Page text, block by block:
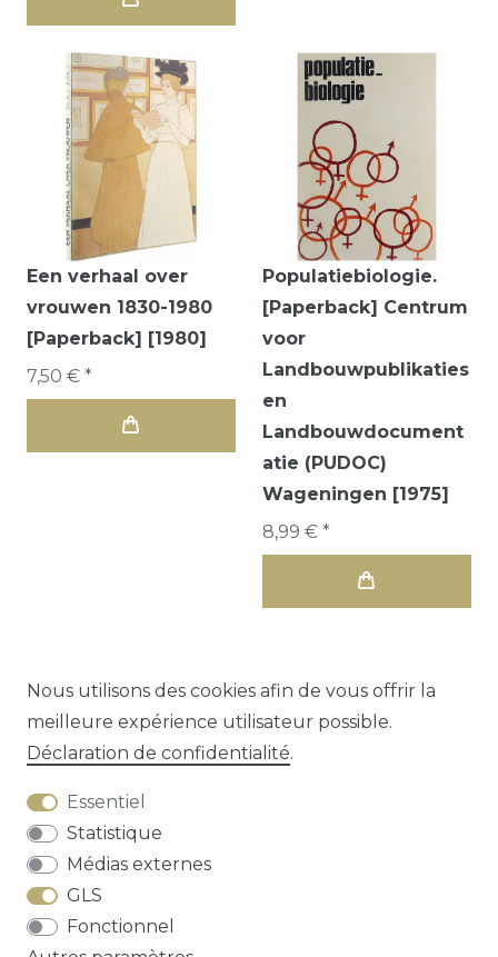
Een verhaal over
vrouwen 1830-1980
[Paperback] [1980]
7,50 € *
Populatiebiologie.
[Paperback] Centrum
voor
Landbouwpublikaties
en
Landbouwdocument
atie (PUDOC)
Wageningen [1975]
8,99 € *
1 2 3
Droit de rétractation
confidentialité
Nous utilisons des cookies afin de vous offrir la
meilleure expérience utilisateur possible.
Déclaration de confidentialité.
Essentiel
Statistique
Médias externes
GLS
Fonctionnel